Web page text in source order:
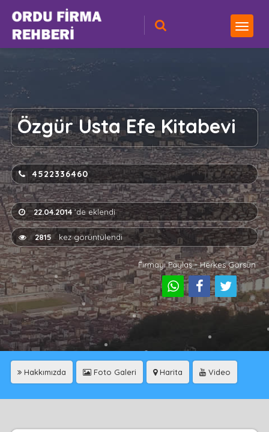
Özgür Usta Efe Kitabevi
4522336460
22.04.2014'de eklendi
2815kez görüntülendi
Firmayı Paylaş - Herkes Görsün
Hakkımızda Foto Galeri Harita Video